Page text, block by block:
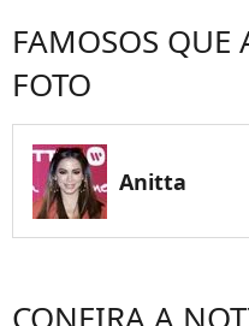
FAMOSOS QUE
FOTO
Anitta